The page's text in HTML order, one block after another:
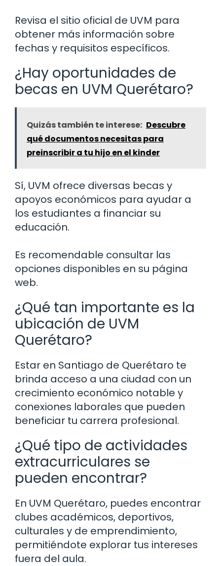
Revisa el sitio oficial de UVM para
obtener más información sobre
fechas y requisitos específicos.
¿Hay oportunidades de
becas en UVM Querétaro?
Quizás también te interese: Descubre
qué documentos necesitas para
preinscribir a tu hijo en el kinder
Sí, UVM ofrece diversas becas y
apoyos económicos para ayudar a
los estudiantes a financiar su
educación.
Es recomendable consultar las
opciones disponibles en su página
web.
¿Qué tan importante es la
ubicación de UVM
Querétaro?
Estar en Santiago de Querétaro te
brinda acceso a una ciudad con un
crecimiento económico notable y
conexiones laborales que pueden
beneficiar tu carrera profesional.
¿Qué tipo de actividades
extracurriculares se
pueden encontrar?
En UVM Querétaro, puedes encontrar
clubes académicos, deportivos,
culturales y de emprendimiento,
permitiéndote explorar tus intereses
fuera del aula.